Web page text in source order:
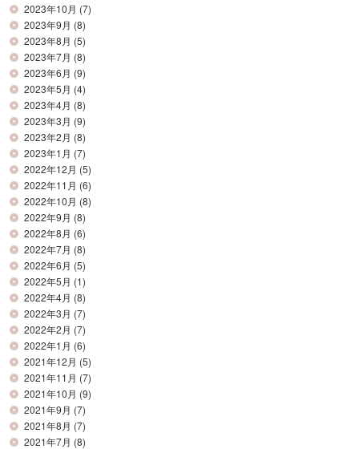
2023年10月 (7)
2023年9月 (8)
2023年8月 (5)
2023年7月 (8)
2023年6月 (9)
2023年5月 (4)
2023年4月 (8)
2023年3月 (9)
2023年2月 (8)
2023年1月 (7)
2022年12月 (5)
2022年11月 (6)
2022年10月 (8)
2022年9月 (8)
2022年8月 (6)
2022年7月 (8)
2022年6月 (5)
2022年5月 (1)
2022年4月 (8)
2022年3月 (7)
2022年2月 (7)
2022年1月 (6)
2021年12月 (5)
2021年11月 (7)
2021年10月 (9)
2021年9月 (7)
2021年8月 (7)
2021年7月 (8)